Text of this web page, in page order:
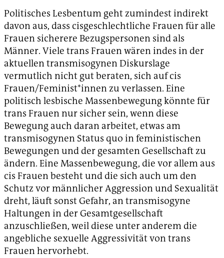
Politisches Lesbentum geht zumindest indirekt
davon aus, dass cisgeschlechtliche Frauen für alle
Frauen sicherere Bezugspersonen sind als
Männer. Viele trans Frauen wären indes in der
aktuellen transmisogynen Diskurslage
vermutlich nicht gut beraten, sich auf cis
Frauen/Feminist*innen zu verlassen. Eine
politisch lesbische Massenbewegung könnte für
trans Frauen nur sicher sein, wenn diese
Bewegung auch daran arbeitet, etwas am
transmisogynen Status quo in feministischen
Bewegungen und der gesamten Gesellschaft zu
ändern. Eine Massenbewegung, die vor allem aus
cis Frauen besteht und die sich auch um den
Schutz vor männlicher Aggression und Sexualität
dreht, läuft sonst Gefahr, an transmisogyne
Haltungen in der Gesamtgesellschaft
anzuschließen, weil diese unter anderem die
angebliche sexuelle Aggressivität von trans
Frauen hervorhebt.